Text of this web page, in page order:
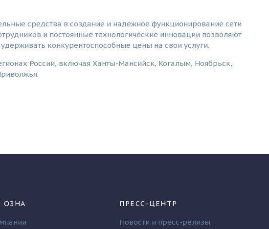
средства в создание и надежное функционирование сети
и постоянные технологические инновации позволяют
конкурентоспособные цены на свои услуги.
России, включая Ханты-Мансийск, Когалым, Ноябрьск,
ОЗНА
ПРЕСС-ЦЕНТР
Новости и пресс-релизы